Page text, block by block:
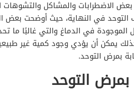
الاضطرابات والمشاكل والتشوهات
في النهاية، حيث أوضحت بعض
الموجودة في الدماغ والتي غالبًا ما
يمكن أن يؤدي وجود كمية غير
بمرض التوحد.
بمرض التوحد